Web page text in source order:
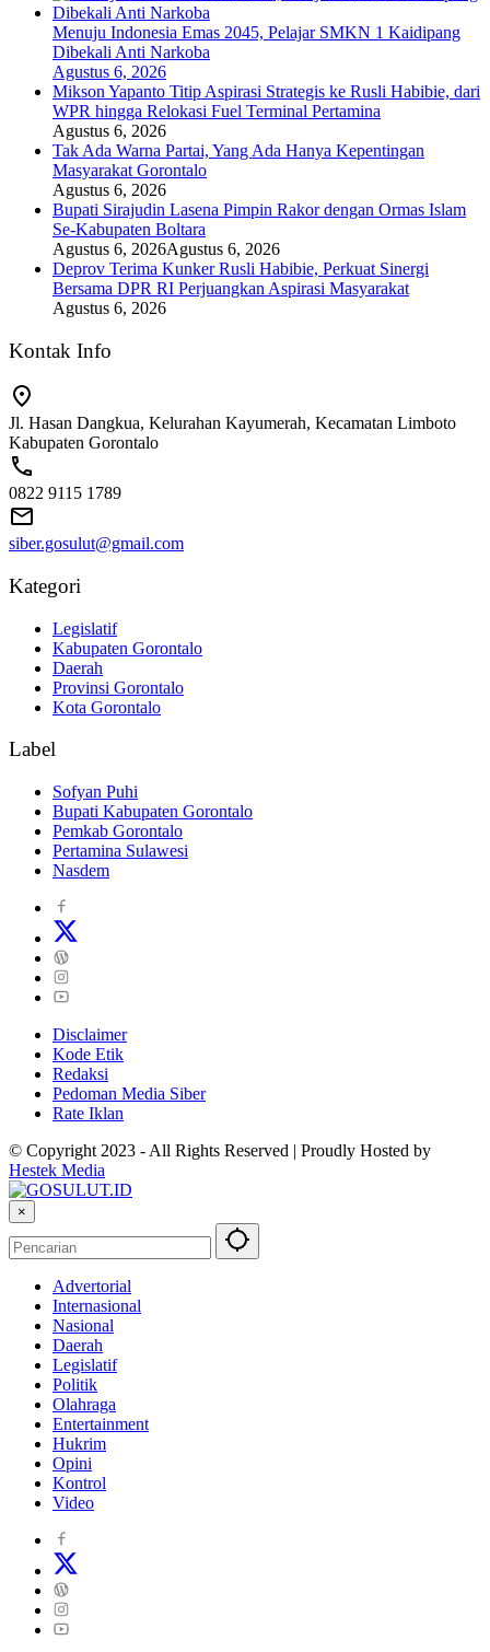
Menuju Indonesia Emas 2045, Pelajar SMKN 1 Kaidipang
Dibekali Anti Narkoba
Agustus 6, 2026
Mikson Yapanto Titip Aspirasi Strategis ke Rusli Habibie, dari
WPR hingga Relokasi Fuel Terminal Pertamina
Agustus 6, 2026
Tak Ada Warna Partai, Yang Ada Hanya Kepentingan
Masyarakat Gorontalo
Agustus 6, 2026
Bupati Sirajudin Lasena Pimpin Rakor dengan Ormas Islam
Se-Kabupaten Boltara
Agustus 6, 2026Agustus 6, 2026
Deprov Terima Kunker Rusli Habibie, Perkuat Sinergi
Bersama DPR RI Perjuangkan Aspirasi Masyarakat
Agustus 6, 2026
Kontak Info
Jl. Hasan Dangkua, Kelurahan Kayumerah, Kecamatan Limboto
Kabupaten Gorontalo
0822 9115 1789
siber.gosulut@gmail.com
Kategori
Legislatif
Kabupaten Gorontalo
Daerah
Provinsi Gorontalo
Kota Gorontalo
Label
Sofyan Puhi
Bupati Kabupaten Gorontalo
Pemkab Gorontalo
Pertamina Sulawesi
Nasdem
Disclaimer
Kode Etik
Redaksi
Pedoman Media Siber
Rate Iklan
© Copyright 2023 - All Rights Reserved | Proudly Hosted by
Hestek Media
×
Advertorial
Internasional
Nasional
Daerah
Legislatif
Politik
Olahraga
Entertainment
Hukrim
Opini
Kontrol
Video